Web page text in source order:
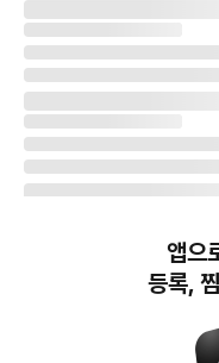
앱으
등록,